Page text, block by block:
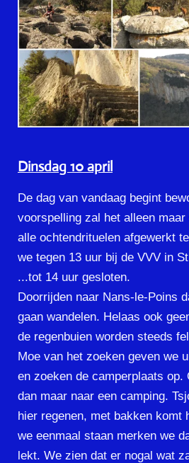
Dinsdag 10 april
De dag van vandaag begint
voorspelling zal het alleen
alle ochtendrituelen afgewerkt
we tegen 13 uur bij de VVV in
...tot 14 uur gesloten.
Doorrijden naar Nans-le-Poins
gaan wandelen. Helaas ook
de regenbuien worden steeds
Moe van het zoeken geven we
en zoeken de camperplaats op.
dan maar naar een camping.
hier regenen, met bakken komt
we eenmaal staan merken we
lekt. We zien dat er nogal wat